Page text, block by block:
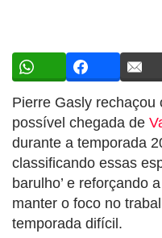
Pierre Gasly rechaçou
possível chegada de
durante a temporada
classificando essas
barulho’ e reforçando
manter o foco no
temporada difícil.